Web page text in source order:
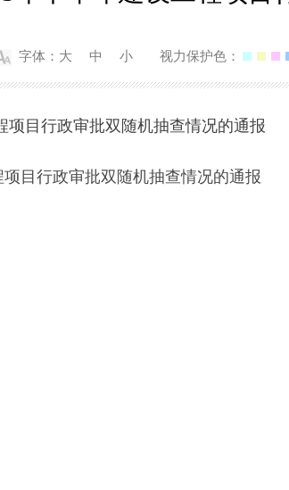
字体： 大 中 小 视力保护色：
项目行政审批双随机抽查情况的通报
目行政审批双随机抽查情况的通报